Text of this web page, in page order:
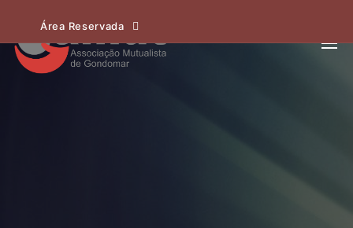
Área Reservada